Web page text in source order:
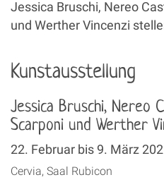
Jessica Bruschi, Nereo
und Werther Vincenzi
Kunstausstellung
Jessica Bruschi, Nereo
Scarponi und Werther
22. Februar bis 9. März
Cervia, Saal Rubicon